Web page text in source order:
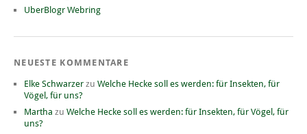
UberBlogr Webring
NEUESTE KOMMENTARE
Elke Schwarzer zu Welche Hecke soll es werden: für Insekten, für
Vögel, für uns?
Martha zu Welche Hecke soll es werden: für Insekten, für Vögel, für
uns?